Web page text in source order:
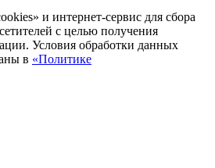
и интернет-сервис для сбора
с целью получения
Условия обработки данных
в «Политике